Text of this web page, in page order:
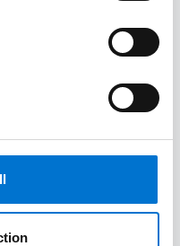
du site. A aucun moment,
avantage
et comprend qu’ils
le site internet de